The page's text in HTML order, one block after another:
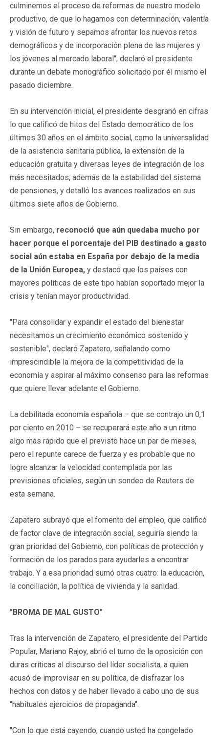
culminemos el proceso de reformas de nuestro modelo
productivo, de que lo hagamos con determinación, valentía
y visión de futuro y sepamos afrontar los nuevos retos
demográficos y de incorporación plena de las mujeres y
los jóvenes al mercado laboral", declaró el presidente
durante un debate monográfico solicitado por él mismo el
pasado diciembre.
En su intervención inicial, el presidente desgranó en cifras
lo que calificó de hitos del Estado democrático de los
últimos 30 años en el ámbito social, como la universalidad
de la asistencia sanitaria pública, la extensión de la
educación gratuita y diversas leyes de integración de los
más necesitados, además de la estabilidad del sistema
de pensiones, y detalló los avances realizados en sus
últimos siete años de Gobierno.
Sin embargo, reconoció que aún quedaba mucho por
hacer porque el porcentaje del PIB destinado a gasto
social aún estaba en España por debajo de la media
de la Unión Europea, y destacó que los países con
mayores políticas de este tipo habían soportado mejor la
crisis y tenían mayor productividad.
"Para consolidar y expandir el estado del bienestar
necesitamos un crecimiento económico sostenido y
sostenible", declaró Zapatero, señalando como
imprescindible la mejora de la competitividad de la
economía y aspirar al máximo consenso para las reformas
que quiere llevar adelante el Gobierno.
La debilitada economía española – que se contrajo un 0,1
por ciento en 2010 – se recuperará este año a un ritmo
algo más rápido que el previsto hace un par de meses,
pero el repunte carece de fuerza y es probable que no
logre alcanzar la velocidad contemplada por las
previsiones oficiales, según un sondeo de Reuters de
esta semana.
Zapatero subrayó que el fomento del empleo, que calificó
de factor clave de integración social, seguiría siendo la
gran prioridad del Gobierno, con políticas de protección y
formación de los parados para ayudarles a encontrar
trabajo. Y a esa prioridad sumó otras cuatro: la educación,
la conciliación, la política de vivienda y la sanidad.
"BROMA DE MAL GUSTO"
Tras la intervención de Zapatero, el presidente del Partido
Popular, Mariano Rajoy, abrió el turno de la oposición con
duras críticas al discurso del líder socialista, a quien
acusó de improvisar en su política, de disfrazar los
hechos con datos y de haber llevado a cabo uno de sus
"habituales ejercicios de propaganda".
"Con lo que está cayendo, cuando usted ha congelado